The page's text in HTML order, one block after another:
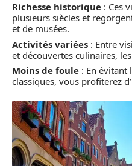
Richesse historique : Ces
plusieurs siècles et
et de musées.
Activités variées : Entre
et découvertes culinaires,
Moins de foule : En évitant
classiques, vous profiterez